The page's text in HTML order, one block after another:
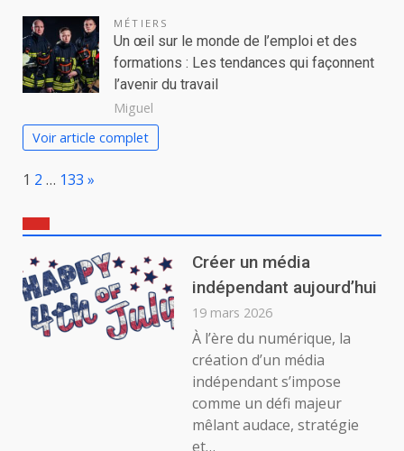
MÉTIERS
Un œil sur le monde de l’emploi et des
formations : Les tendances qui façonnent
l’avenir du travail
Miguel
Voir article complet
Page:
1 2 … 133 Next
»
Créer un média
indépendant aujourd’hui
19 mars 2026
À l’ère du numérique, la
création d’un média
indépendant s’impose
comme un défi majeur
mêlant audace, stratégie
et…